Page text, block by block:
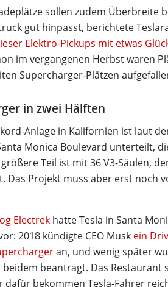
sollen zudem
gut hinpasst, berichtete
Elektro-Pickups mit etwas
im vergangenen Herbst waren
Supercharger-Plätzen
in zwei Hälften
Anlage in Kalifornien ist laut
Monica Boulevard unterteilt,
Teil ist mit 36 V3-Säulen,
Das Projekt muss aber erst noch
Electrek hatte Tesla in Santa
2018 kündigte CEO Musk ein
an, und wenig später
beidem beantragt. Das
dafür bekommen Tesla-Fahrer